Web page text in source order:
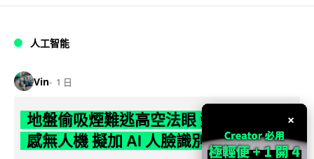
人工智能
Vin 1 日
地盤偷吸煙難逃高空法眼 勞工處出動熱
感無人機 擬加 AI 人臉識別精準執法
×